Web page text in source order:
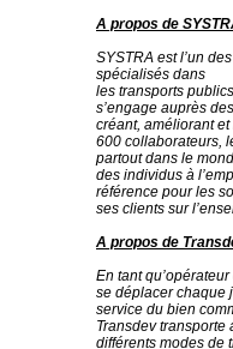
A propos de
SYSTRA est l’un
spécialisés dans
les transports
s’engage auprès
créant, améliorant
600 collaborateurs,
partout dans le
des individus à
référence pour les
ses clients sur
A propos de
En tant
se déplacer chaque
service du bien
Transdev
différents modes de